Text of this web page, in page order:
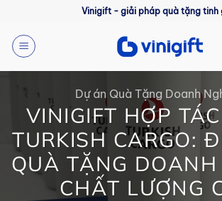
nội
dung
Vinigift - giải pháp quà tặng tinh
Dự án Quà Tặng Doanh
VINIGIFT HỢP
TURKISH CARGO:
QUÀ TẶNG DOANH
CHẤT LƯỢNG